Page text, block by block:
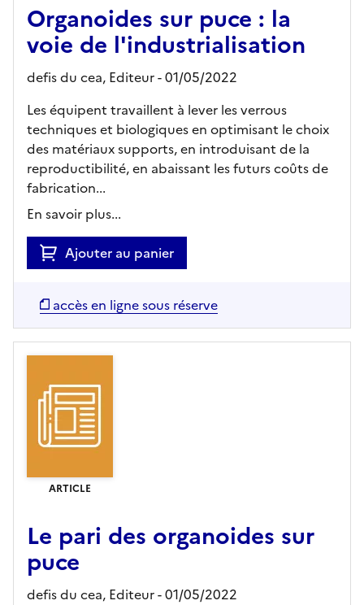
Organoides sur puce : la
voie de l'industrialisation
defis du cea, Editeur- 01/05/2022
Les équipent travaillent à lever les verrous
techniques et biologiques en optimisant le choix
des matériaux supports, en introduisant de la
reproductibilité, en abaissant les futurs coûts de
fabrication...
En savoir plus...
Ajouter au panier
accès en ligne sous réserve
ARTICLE
Le pari des organoides sur
puce
defis du cea, Editeur- 01/05/2022